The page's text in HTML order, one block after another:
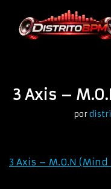
Saltar
3 Axis –
por
3 Axis – M.O.N